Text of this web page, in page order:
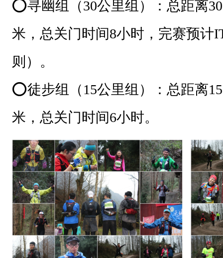
⭕️寻幽组（30公里组）：总距离
米，总关门时间8小时，完赛预计
则）。
⭕️徒步组（15公里组）：总距离
米，总关门时间6小时。